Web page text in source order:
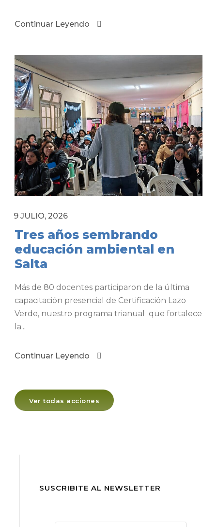
Continuar Leyendo
9 JULIO, 2026
Tres años sembrando
educación ambiental en
Salta
Más de 80 docentes participaron de la última
capacitación presencial de Certificación Lazo
Verde, nuestro programa trianual que fortalece
la...
Continuar Leyendo
Ver todas acciones
SUSCRIBITE AL NEWSLETTER